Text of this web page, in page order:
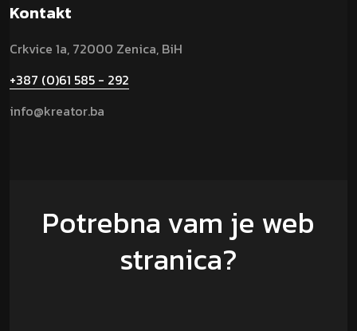
Kontakt
Crkvice 1a, 72000 Zenica, BiH
+387 (0)61 585 - 292
info@kreator.ba
Potrebna vam je web
stranica?